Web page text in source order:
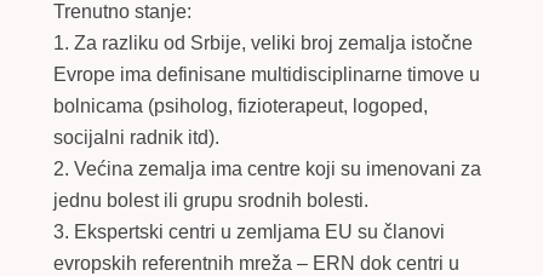
Trenutno stanje:
1. Za razliku od Srbije, veliki broj zemalja istočne
Evrope ima definisane multidisciplinarne timove u
bolnicama (psiholog, fizioterapeut, logoped,
socijalni radnik itd).
2. Većina zemalja ima centre koji su imenovani za
jednu bolest ili grupu srodnih bolesti.
3. Ekspertski centri u zemljama EU su članovi
evropskih referentnih mreža – ERN dok centri u